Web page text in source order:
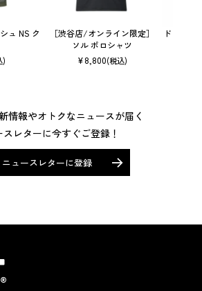
ュ NS ク
)
［渋谷店/オンライン限定］
ソル ポロシャツ
¥8,800(税込)
ドライナ
情報やオトクなニュースが届く
スレターに今すぐご登録！
ニュースレターに登録